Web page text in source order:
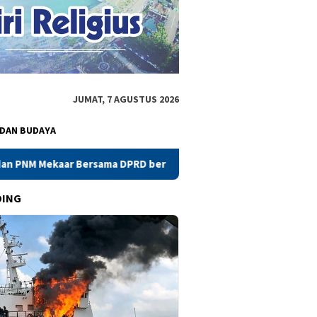
JUMAT, 7 AGUSTUS 2026
BUDAYA
berlangsung Alot,Desak Pulihkan Status SLIK OJK Nasabah